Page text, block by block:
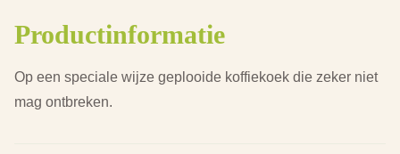
Productinformatie
Op een speciale wijze geplooide koffiekoek die zeker niet
mag ontbreken.